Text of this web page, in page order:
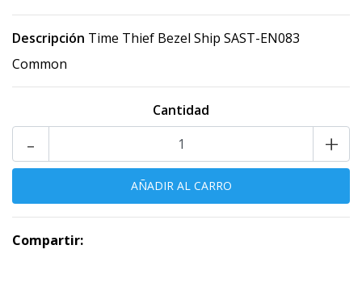
Descripción Time Thief Bezel Ship SAST-EN083
Common
Cantidad
+
-
Compartir: